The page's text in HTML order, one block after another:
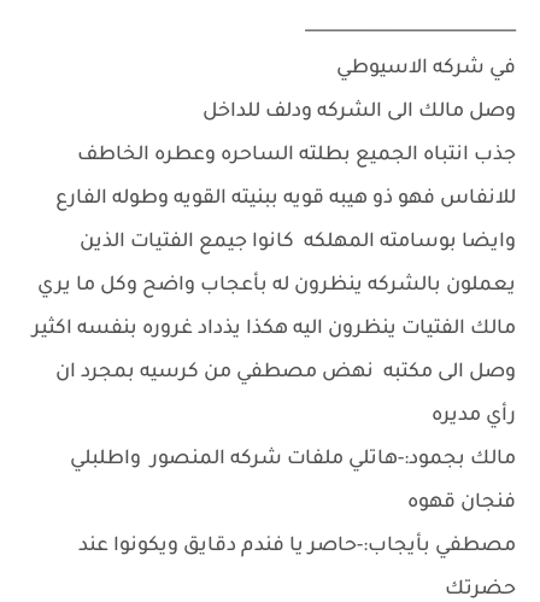
_________________________
في شركه الاسيوطي
وصل مالك الى الشركه ودلف للداخل
جذب انتباه الجميع بطلته الساحره وعطره الخاطف
للانفاس فهو ذو هيبه قويه ببنيته القويه وطوله الفارع
وايضا بوسامته المهلكه كانوا جيمع الفتيات الذين
يعملون بالشركه ينظرون له بأعجاب واضح وكل ما يري
مالك الفتيات ينظرون اليه هكذا يذداد غروره بنفسه اكثير
وصل الى مكتبه نهض مصطفي من كرسيه بمجرد ان
رأي مديره
مالك بجمود:-هاتلي ملفات شركه المنصور واطلبلي
فنجان قهوه
مصطفي بأيجاب:-حاصر يا فندم دقايق ويكونوا عند
حضرتك